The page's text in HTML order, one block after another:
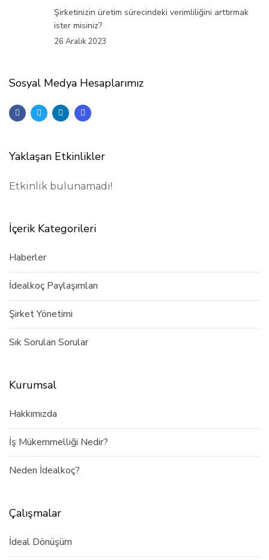
Şirketinizin üretim sürecindeki verimliliğini arttırmak
ister misiniz?
26 Aralık 2023
Sosyal Medya Hesaplarımız
Yaklaşan Etkinlikler
Etkinlik bulunamadı!
İçerik Kategorileri
Haberler
İdealkoç Paylaşımları
Şirket Yönetimi
Sık Sorulan Sorular
Kurumsal
Hakkımızda
İş Mükemmelliği Nedir?
Neden İdealkoç?
Çalışmalar
İdeal Dönüşüm